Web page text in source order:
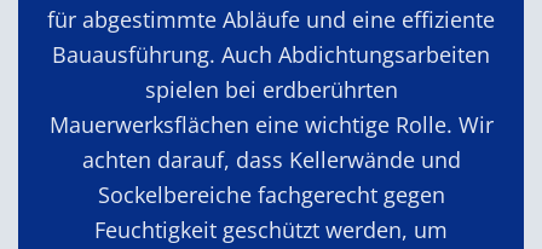
für abgestimmte Abläufe und eine effiziente
Bauausführung. Auch Abdichtungsarbeiten
spielen bei erdberührten
Mauerwerksflächen eine wichtige Rolle. Wir
achten darauf, dass Kellerwände und
Sockelbereiche fachgerecht gegen
Feuchtigkeit geschützt werden, um